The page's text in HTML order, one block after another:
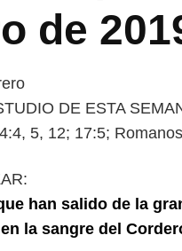
de
DE ESTA
5, 12; 17:5;
han salido de la
la sangre del